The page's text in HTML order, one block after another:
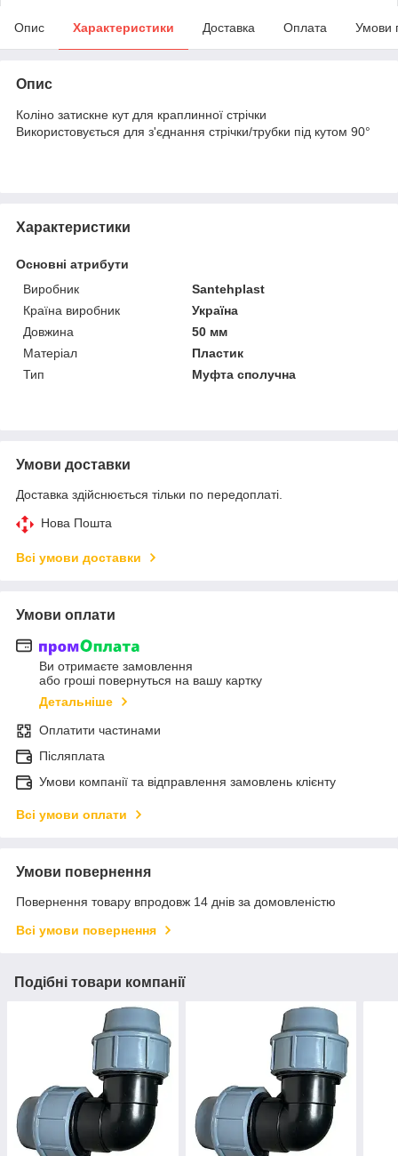
Опис Характеристики Доставка Оплата Умови
Опис
Коліно затискне кут для краплинної стрічки
Використовується для з'єднання стрічки/трубки під кутом 90°
Характеристики
Основні атрибути
Виробник
Santehplast
Країна виробник
Україна
Довжина
50 мм
Матеріал
Пластик
Тип
Муфта сполучна
Умови доставки
Доставка здійснюється тільки по передоплаті.
Нова Пошта
Всі умови доставки
Умови оплати
Ви отримаєте замовлення
або гроші повернуться на вашу картку
Детальніше
Оплатити частинами
Післяплата
Умови компанії та відправлення замовлень клієнту
Всі умови оплати
Умови повернення
Повернення товару впродовж 14 днів за домовленістю
Всі умови повернення
Подібні товари компанії